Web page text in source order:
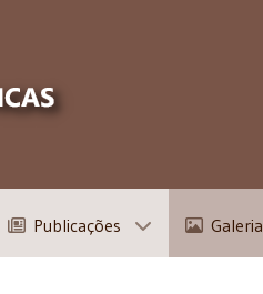
Publicações Galeria